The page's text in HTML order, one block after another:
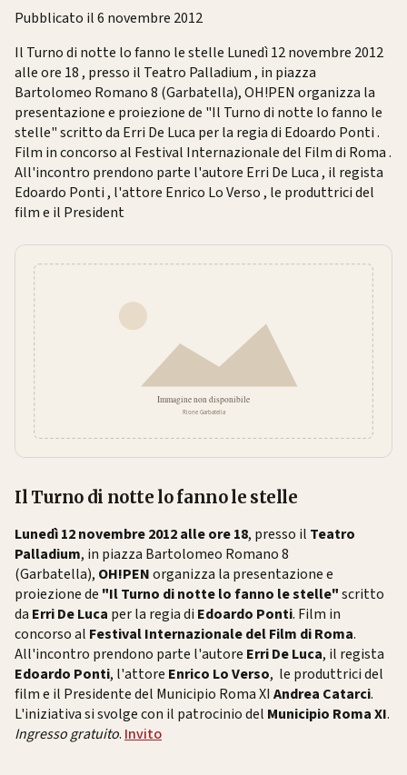
Pubblicato il 6 novembre 2012
Il Turno di notte lo fanno le stelle Lunedì 12 novembre 2012
alle ore 18 , presso il Teatro Palladium , in piazza
Bartolomeo Romano 8 (Garbatella), OH!PEN organizza la
presentazione e proiezione de "Il Turno di notte lo fanno le
stelle" scritto da Erri De Luca per la regia di Edoardo Ponti .
Film in concorso al Festival Internazionale del Film di Roma .
All'incontro prendono parte l'autore Erri De Luca , il regista
Edoardo Ponti , l'attore Enrico Lo Verso , le produttrici del
film e il President
Il Turno di notte lo fanno le stelle
Lunedì 12 novembre 2012 alle ore 18, presso il Teatro
Palladium, in piazza Bartolomeo Romano 8
(Garbatella), OH!PENorganizza la presentazione e
proiezione de "Il Turno di notte lo fanno le stelle"scritto
da Erri De Luca per la regia di Edoardo Ponti. Film in
concorso al Festival Internazionale del Film di Roma.
All'incontro prendono parte l'autore Erri De Luca, il regista
Edoardo Ponti, l'attore Enrico Lo Verso, le produttrici del
film e il Presidente del Municipio Roma XI Andrea Catarci.
L'iniziativa si svolge con il patrocinio del Municipio Roma XI.
Ingresso gratuito. Invito